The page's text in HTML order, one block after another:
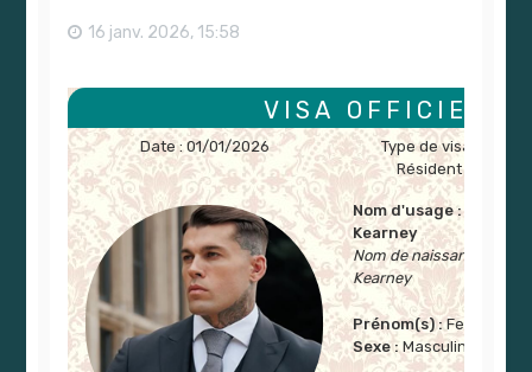
16 janv. 2026, 15:58
VISA OFFICIEL
Date : 01/01/2026
Type de visa :
Résident
Nom d'usage :
Kearney
Nom de naissance :
Kearney
Prénom(s) :Fergal
Sexe : Masculin